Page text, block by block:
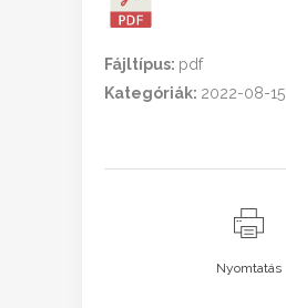
Fájltípus: pdf
Kategóriák: 2022-08-15
Nyomtatás